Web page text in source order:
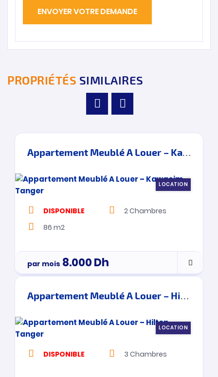
PROPRIÉTÉS SIMILAIRES
Appartement Meublé A Louer – Kawacim – Tanger
LOCATION
DISPONIBLE 2Chambres
86 m2
par mois 8.000Dh
Appartement Meublé A Louer – Hilton – Tanger
LOCATION
DISPONIBLE 3 Chambres